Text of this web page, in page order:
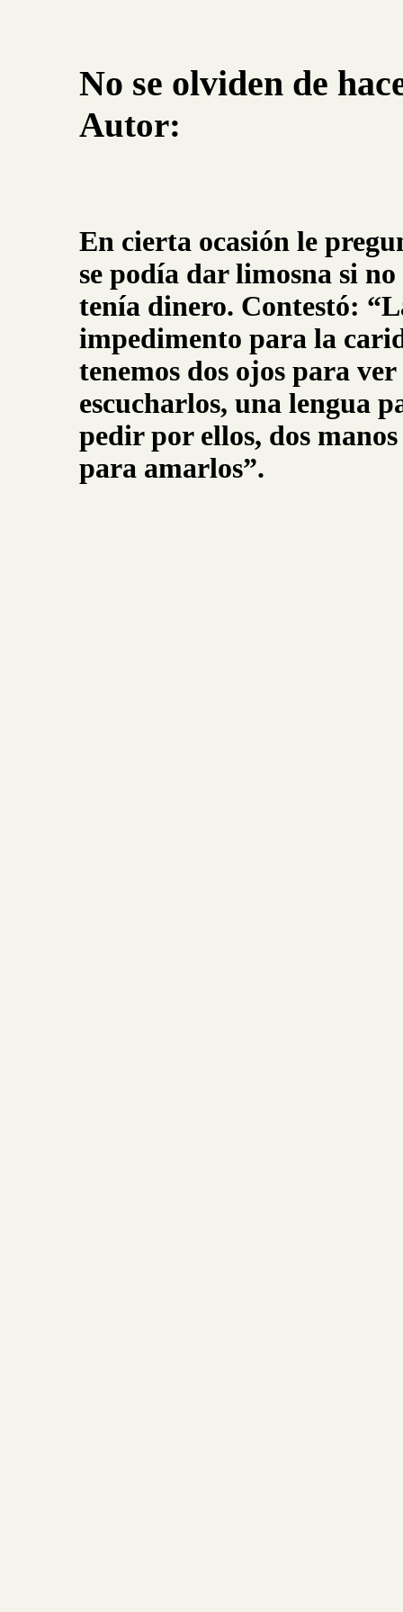
No se olviden de
Autor:
En cierta ocasión le
se podía dar limosna si
tenía dinero. Contestó:
impedimento para la
tenemos dos ojos para
escucharlos, una lengua
pedir por ellos, dos
para amarlos”.